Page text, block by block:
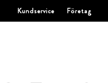
Kundservice Företag